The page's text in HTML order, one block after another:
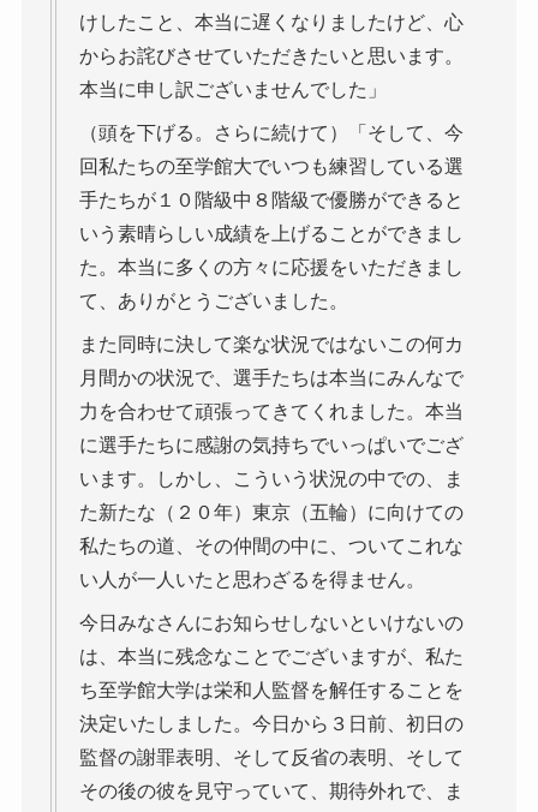
けしたこと、本当に遅くなりましたけど、心
からお詫びさせていただきたいと思います。
本当に申し訳ございませんでした」
（頭を下げる。さらに続けて）「そして、今
回私たちの至学館大でいつも練習している選
手たちが１０階級中８階級で優勝ができると
いう素晴らしい成績を上げることができまし
た。本当に多くの方々に応援をいただきまし
て、ありがとうございました。
また同時に決して楽な状況ではないこの何カ
月間かの状況で、選手たちは本当にみんなで
力を合わせて頑張ってきてくれました。本当
に選手たちに感謝の気持ちでいっぱいでござ
います。しかし、こういう状況の中での、ま
た新たな（２０年）東京（五輪）に向けての
私たちの道、その仲間の中に、ついてこれな
い人が一人いたと思わざるを得ません。
今日みなさんにお知らせしないといけないの
は、本当に残念なことでございますが、私た
ち至学館大学は栄和人監督を解任することを
決定いたしました。今日から３日前、初日の
監督の謝罪表明、そして反省の表明、そして
その後の彼を見守っていて、期待外れで、ま